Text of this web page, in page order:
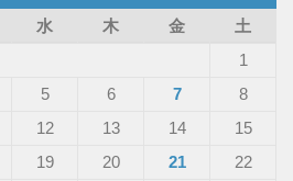
水 木 金
土
1
5 6 7
8
12 13 14
15
19 20 21
22